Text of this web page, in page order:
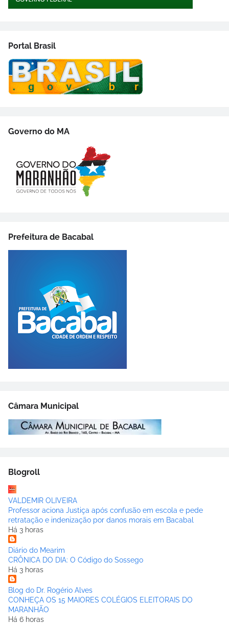
Portal Brasil
Governo do MA
Prefeitura de Bacabal
Câmara Municipal
Blogroll
VALDEMIR OLIVEIRA
Professor aciona Justiça após confusão em escola e pede
retratação e indenização por danos morais em Bacabal
Há 3 horas
Diário do Mearim
CRÔNICA DO DIA: O Código do Sossego
Há 3 horas
Blog do Dr. Rogério Alves
CONHEÇA OS 15 MAIORES COLÉGIOS ELEITORAIS DO
MARANHÃO
Há 6 horas